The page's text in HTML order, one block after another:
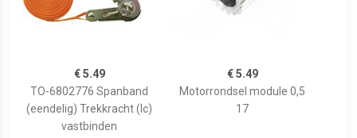
€ 5.49
TO-6802776 Spanband
(eendelig) Trekkracht (lc)
vastbinden
€ 5.49
Motorrondsel module 0,5
17